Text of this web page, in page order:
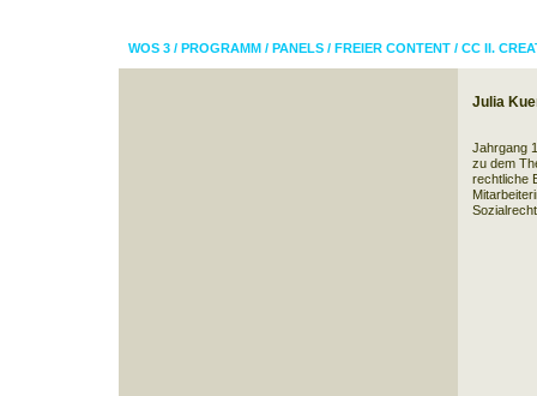
WOS 3/ PROGRAMM/ PANELS/ FREIER CONTENT/ CC II.
Julia
Jahrgang
zu dem
rechtliche